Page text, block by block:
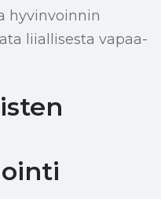
hyvinvoinnin
liiallisesta vapaa-